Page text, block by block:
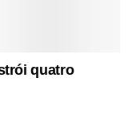
quatro